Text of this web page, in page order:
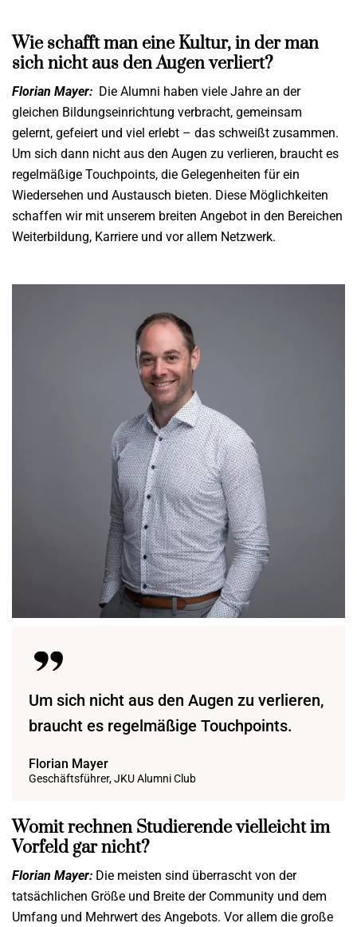
Wie schafft man eine Kultur, in der man
sich nicht aus den Augen verliert?
Florian Mayer: Die Alumni haben viele Jahre an der
gleichen Bildungseinrichtung verbracht, gemeinsam
gelernt, gefeiert und viel erlebt – das schweißt zusammen.
Um sich dann nicht aus den Augen zu verlieren, braucht es
regelmäßige Touchpoints, die Gelegenheiten für ein
Wiedersehen und Austausch bieten. Diese Möglichkeiten
schaffen wir mit unserem breiten Angebot in den Bereichen
Weiterbildung, Karriere und vor allem Netzwerk.
Um sich nicht aus den Augen zu verlieren,
braucht es regelmäßige Touchpoints.
Florian Mayer
Geschäftsführer, JKU Alumni Club
Womit rechnen Studierende vielleicht im
Vorfeld gar nicht?
Florian Mayer: Die meisten sind überrascht von der
tatsächlichen Größe und Breite der Community und dem
Umfang und Mehrwert des Angebots. Vor allem die große